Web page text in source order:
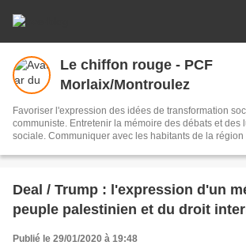
Le chiffon rouge - PCF
Morlaix/Montroulez
Favoriser l'expression des idées de transformation
communiste. Entretenir la mémoire des débats et des luttes de la gauche
sociale. Communiquer avec les habitants de la
Deal / Trump : l'expression d'un
peuple palestinien et du droit
Publié le 29/01/2020 à 19:48